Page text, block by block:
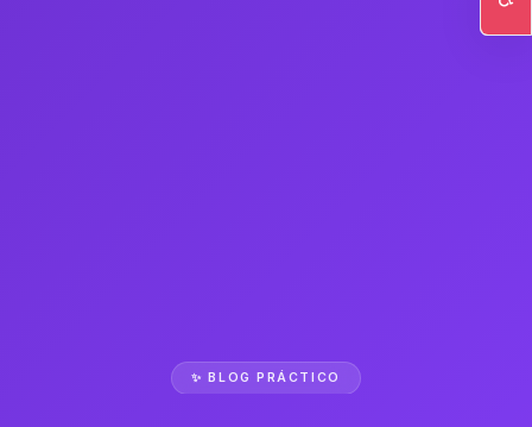
✨ BLOG PRÁCTICO